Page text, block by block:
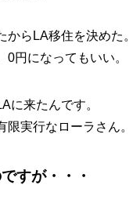
らLA移住を決めた。
円になってもいい。
に来たんです。
実行なローラさん。
すが・・・